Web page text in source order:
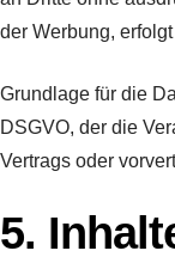
der Werbung,
Grundlage für die
DSGVO, der die
Vertrags oder
5.